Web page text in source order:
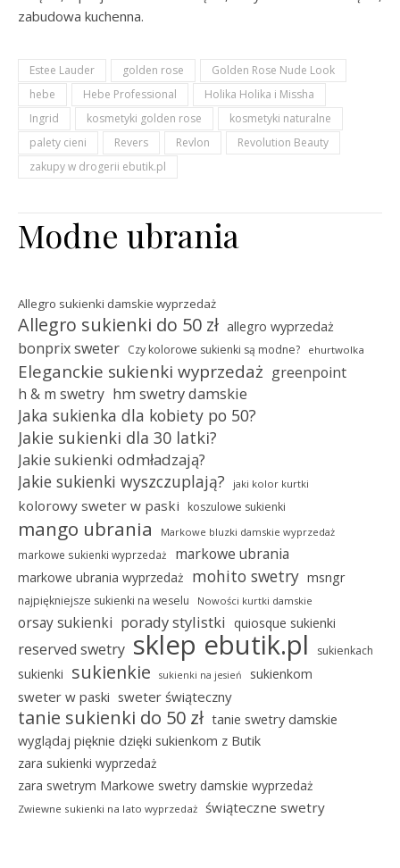
zabudowa kuchenna.
Estee Lauder golden rose
Golden Rose Nude Look
hebe
Hebe Professional
Holika Holika i Missha
Ingrid
kosmetyki golden rose
kosmetyki naturalne
palety cieni
Revers Revlon
Revolution Beauty
zakupy w drogerii ebutik.pl
Modne ubrania
Allegro sukienki damskie wyprzedaż
Allegro sukienki do 50 zł allegro wyprzedaż
bonprix sweter Czy kolorowe sukienki są modne? ehurtwolka
Eleganckie sukienki wyprzedaż greenpoint
h & m swetry hm swetry damskie
Jaka sukienka dla kobiety po 50?
Jakie sukienki dla 30 latki?
Jakie sukienki odmładzają?
Jakie sukienki wyszczuplają? jaki kolor kurtki
kolorowy sweter w paski koszulowe sukienki
mango ubrania Markowe bluzki damskie wyprzedaż
markowe sukienki wyprzedaż markowe ubrania
markowe ubrania wyprzedaż mohito swetry msngr
najpiękniejsze sukienki na weselu Nowości kurtki damskie
orsay sukienki porady stylistki quiosque sukienki
reserved swetry sklep ebutik.pl sukienkach
sukienki sukienkie sukienki na jesień sukienkom
sweter w paski sweter świąteczny
tanie sukienki do 50 zł tanie swetry damskie
wyglądaj pięknie dzięki sukienkom z Butik
zara sukienki wyprzedaż
zara swetrym Markowe swetry damskie wyprzedaż
Zwiewne sukienki na lato wyprzedaż świąteczne swetry